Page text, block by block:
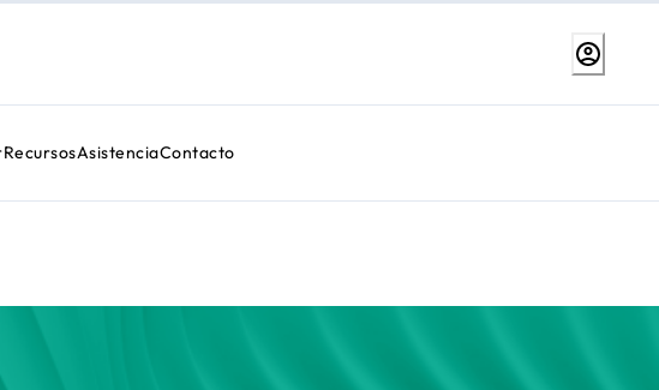
RecursosAsistenciaContacto